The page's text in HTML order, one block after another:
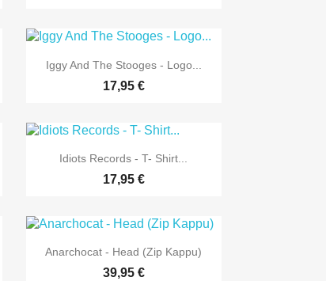
 Vorschau
Iggy And The Stooges - Logo...
17,95 €
 Vorschau
Idiots Records - T- Shirt...
17,95 €
 Vorschau
Anarchocat - Head (Zip Kappu)
39,95 €